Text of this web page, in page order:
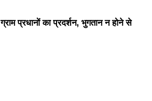
प्रधानों का प्रदर्शन, भुगतान न होने से